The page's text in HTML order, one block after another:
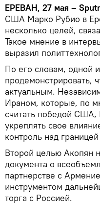
ЕРЕВАН, 27 мая –
США Марко Рубио в
несколько целей,
Такое мнение в
выразил
По его словам, одной
продемонстрировать,
актуальным.
Ираном, которые, по
считать победой
укреплять свое
контроль над
Второй целью Акопян
документа о
партнерстве с
инструментом
торга с Россией.